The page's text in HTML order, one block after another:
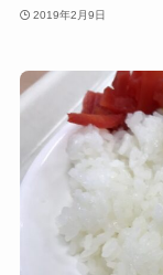
2019年2月9日